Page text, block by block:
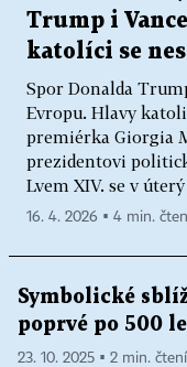
Trump i
katolíci se
Spor Donalda
Evropu. Hlavy
premiérka Giorgia
prezidentovi
Lvem XIV. se v
16. 4. 2026 ▪ 4 min.
Symbolické
poprvé po 500
23. 10. 2025 ▪ 2 min. čtení